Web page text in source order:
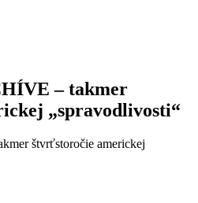
– takmer
„spravodlivosti“
štvrťstoročie americkej